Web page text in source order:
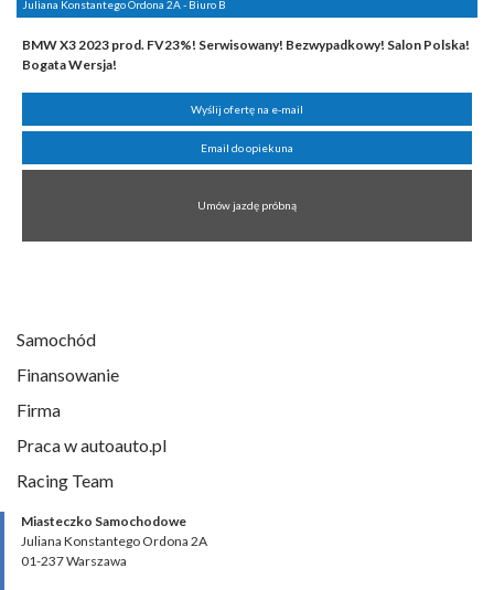
Juliana Konstantego Ordona 2A - Biuro B
BMW X3 2023 prod. FV23%! Serwisowany! Bezwypadkowy! Salon Polska!
Bogata Wersja!
Wyślij ofertę na e-mail
Email do opiekuna
Umów jazdę próbną
Samochód
Finansowanie
Firma
Praca w autoauto.pl
Racing Team
Miasteczko Samochodowe
Juliana Konstantego Ordona 2A
01-237 Warszawa